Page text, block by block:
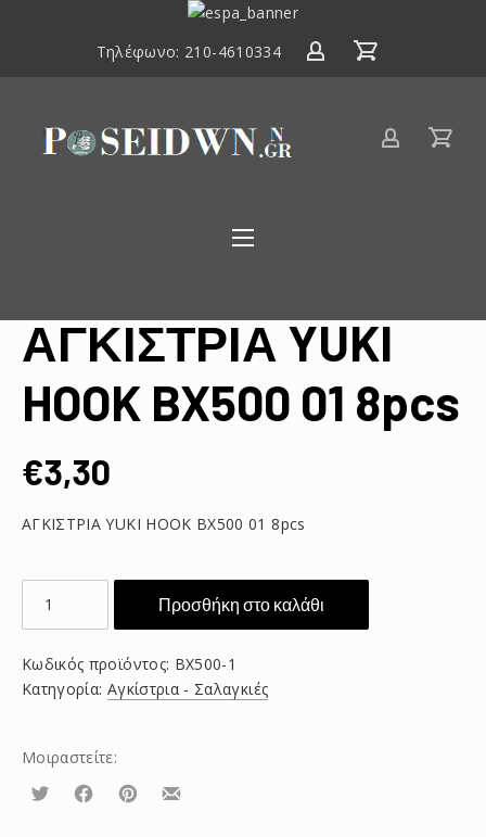
ΕΣΠΑ
2020
Τηλέφωνο: 210-4610334
Είδη
ΑΓΚΙΣΤΡΙΑ YUKI
HOOK BX500 01 8pcs
€3,30
ΑΓΚΙΣΤΡΙΑ YUKI HOOK BX500 01 8pcs
YUKI
BX500
01
Προσθήκη στο καλάθι
Κωδικός προϊόντος: BX500-1
Κατηγορία: Αγκίστρια - Σαλαγκιές
Μοιραστείτε:
Τουίτα ΜοιραστείτεΜοιραστείτεΜοιραστείτε